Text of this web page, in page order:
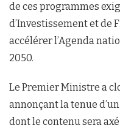
de ces programmes
d’Investissement et de
accélérer l’Agenda
2050.
Le Premier Ministre a
annonçant la tenue
dont le contenu sera